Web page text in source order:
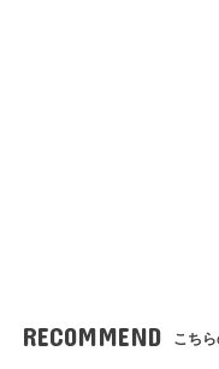
RECOMMEND こちら